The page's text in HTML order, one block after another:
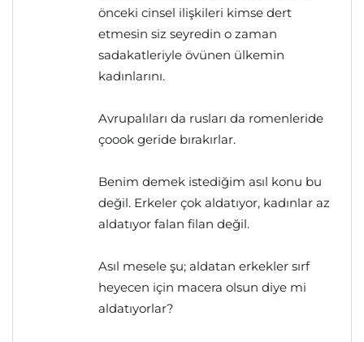
önceki cinsel ilişkileri kimse dert
etmesin siz seyredin o zaman
sadakatleriyle övünen ülkemin
kadınlarını.
Avrupalıları da rusları da romenleride
çoook geride bırakırlar.
Benim demek istediğim asıl konu bu
değil. Erkeler çok aldatıyor, kadınlar az
aldatıyor falan filan değil.
Asıl mesele şu; aldatan erkekler sırf
heyecen için macera olsun diye mi
aldatıyorlar?